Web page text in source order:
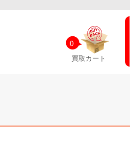
0
買取カート